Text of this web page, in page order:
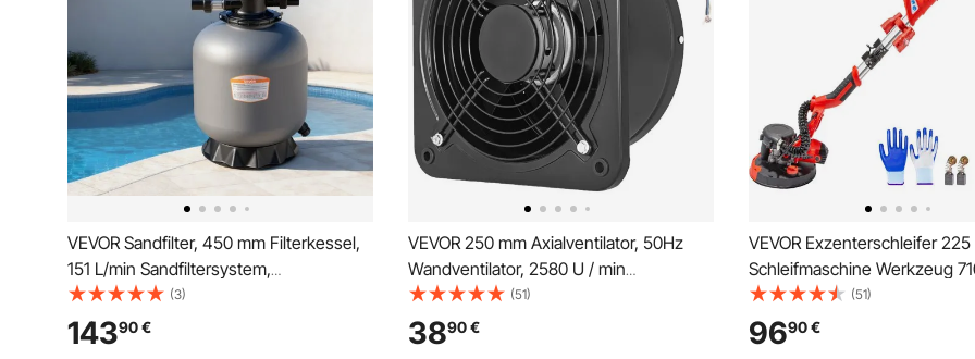
VEVOR Sandfilter, 450 mm Filterkessel,
151 L/min Sandfiltersystem,
Filterbehälter mit 7-Wege-
Mehrwegeventil, Rückspül-, Spül-,
Umwälz-, Abwasser-, Winter- &
(3)
14390€
VEVOR 250 mm Axialventilator, 50Hz
Wandventilator, 2580 U / min
Wandlüfter, 220V entilator Lüfter,
Axialventilator, Wandventilator
(51)
3890€
VEVOR Exzenterschleifer 225
Schleifmaschine Werkzeug
Schleifmaschine 800-1750 U /
Netzkabel mit LED-
Griff, Vakuumbeutel,
(51)
9690€